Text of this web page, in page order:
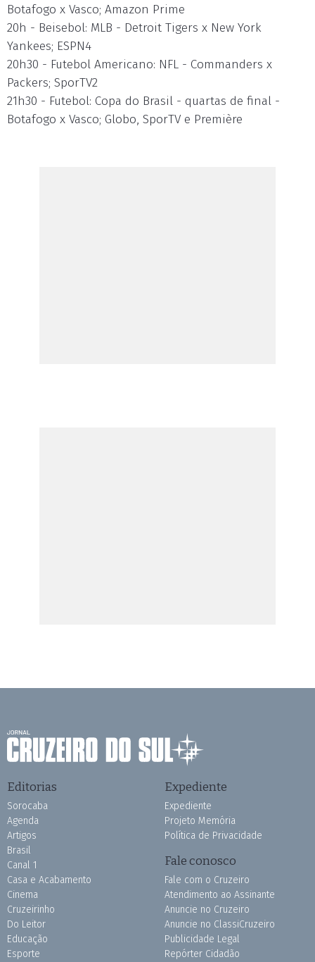
Botafogo x Vasco; Amazon Prime
20h - Beisebol: MLB - Detroit Tigers x New York
Yankees; ESPN4
20h30 - Futebol Americano: NFL - Commanders x
Packers; SporTV2
21h30 - Futebol: Copa do Brasil - quartas de final -
Botafogo x Vasco; Globo, SporTV e Première
Editorias
Sorocaba
Agenda
Artigos
Brasil
Canal 1
Casa e Acabamento
Cinema
Cruzeirinho
Do Leitor
Educação
Esporte
Expediente
Expediente
Projeto Memória
Política de Privacidade
Fale conosco
Fale com o Cruzeiro
Atendimento ao Assinante
Anuncie no Cruzeiro
Anuncie no ClassiCruzeiro
Publicidade Legal
Repórter Cidadão